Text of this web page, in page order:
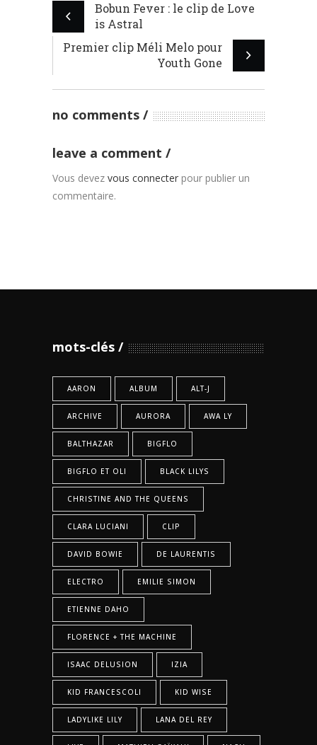
Bobun Fever : le clip de Love
is Astral
Premier clip Méli Melo pour
Youth Gone
no comments
leave a comment
Vous devez vous connecter pour publier un
commentaire.
mots-clés
AARON ALBUM ALT-J
ARCHIVE AURORA AWA LY
BALTHAZAR BIGFLO
BIGFLO ET OLI BLACK LILYS
CHRISTINE AND THE QUEENS
CLARA LUCIANI CLIP
DAVID BOWIE DE LAURENTIS
ELECTRO EMILIE SIMON
ETIENNE DAHO
FLORENCE + THE MACHINE
ISAAC DELUSION IZIA
KID FRANCESCOLI KID WISE
LADYLIKE LILY LANA DEL REY